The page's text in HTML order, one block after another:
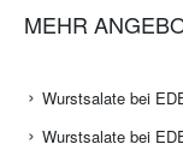
MEHR
Wurstsalate bei
Wurstsalate bei